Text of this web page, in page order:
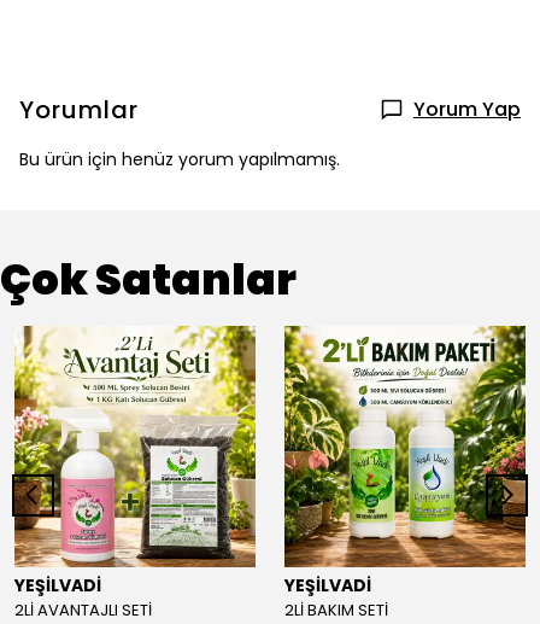
Yorumlar Yorum Yap
Bu ürün için henüz yorum yapılmamış.
Çok Satanlar
YEŞİLVADİ
2Lİ AVANTAJLI SETİ
YEŞİLVADİ
2Lİ BAKIM SETİ